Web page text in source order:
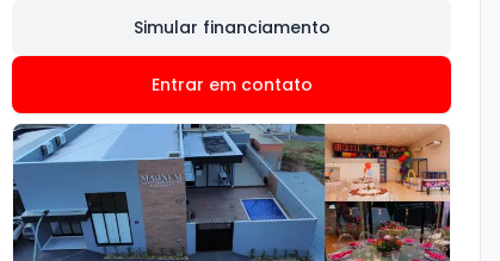
Simular financiamento
Entrar em contato